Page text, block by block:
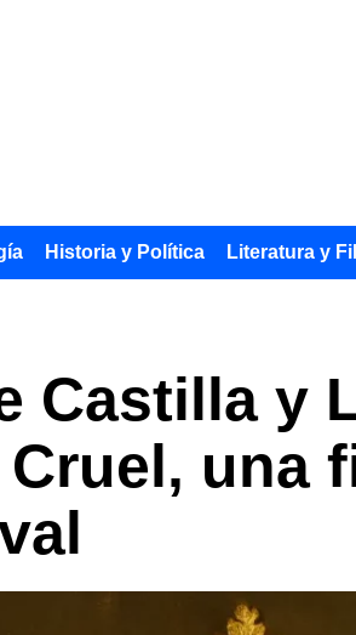
Historia y Política Literatura y
Castilla y
una